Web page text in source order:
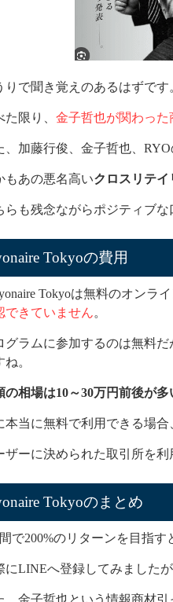
りで聞き覚えのあるはずです
た限り、 金子哲也が関わっ
、加藤行俊、金子哲也、
もあの悪名高いクロスリテ
らも残念ながらポジティブ
Tokyoの費用
Tokyoは無料のオンラ
できていません。
グラムに参加するのは無料
ね。
の相場は10～30万円前後が多
本当に無料で利用できる場
ザーに決められた取引所を利
Tokyoのまとめ
で200%のリターンを目指す
にLINEへ登録してみました
、金子哲也という情報商材